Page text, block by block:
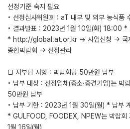
선정기준 숙지 필요
◦ 선정심사위원회 : aT 내부 및 외부 농식품
◦ 결과발표 : 2023년 1월 10일(화) 18:00 *
* http://global.at.or.kr → 사업신청 → 국
종합박람회 → 선정관리
□ 자부담 사항 : 박람회당 50만원 납부
◦ 납부 대상 : 선정업체(중소·중견기업)는 박
50만원 납부
◦ 납부 기한 : 2023년 1월 30일(월) * 납부
* GULFOOD, FOODEX, NPEW는 박람회
1월 16일(월)